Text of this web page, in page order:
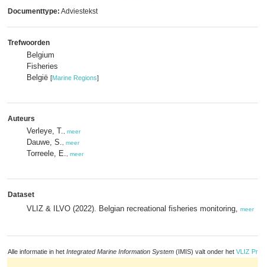
Documenttype: Adviestekst
Trefwoorden
Belgium
Fisheries
België [Marine Regions]
Auteurs
Verleye, T. meer
Dauwe, S. meer
Torreele, E. meer
Dataset
VLIZ & ILVO (2022). Belgian recreational fisheries monitoring, meer
Alle informatie in het Integrated Marine Information System (IMIS) valt onder het VLIZ